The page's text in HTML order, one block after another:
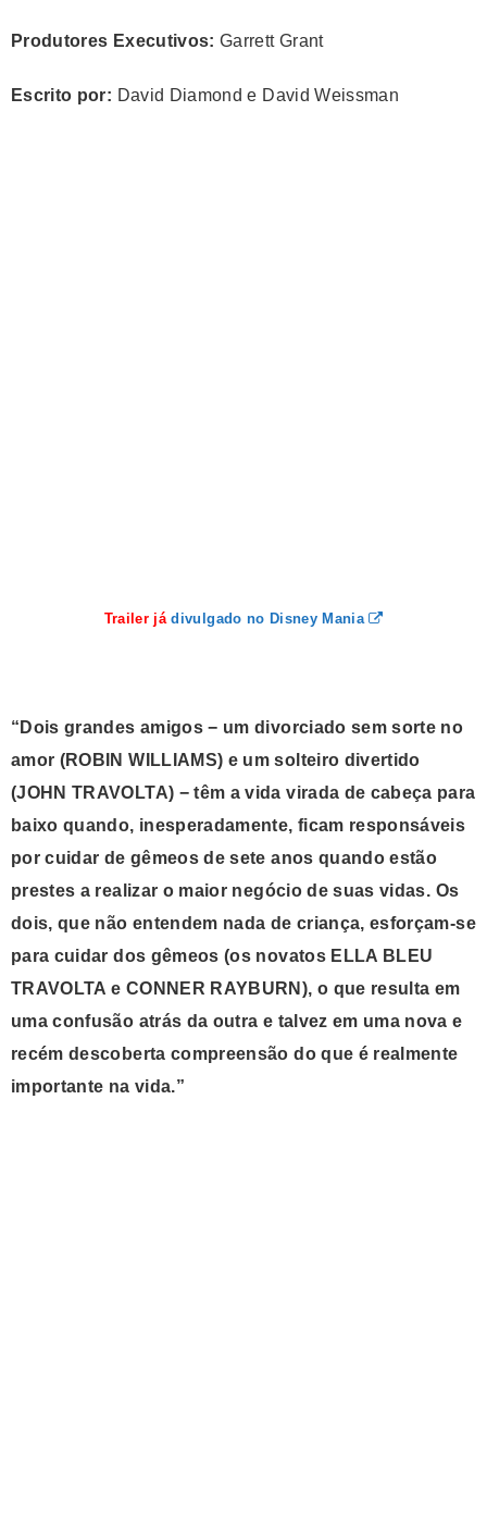
Produtores Executivos:Garrett Grant
Escrito por: David Diamond e David Weissman
Trailer jádivulgado no Disney Mania
“Dois grandes amigos − um divorciado sem sorte no
amor (ROBIN WILLIAMS) e um solteiro divertido
(JOHN TRAVOLTA) − têm a vida virada de cabeça para
baixo quando, inesperadamente, ficam responsáveis
por cuidar de gêmeos de sete anos quando estão
prestes a realizar o maior negócio de suas vidas. Os
dois, que não entendem nada de criança, esforçam-se
para cuidar dos gêmeos (os novatos ELLA BLEU
TRAVOLTA e CONNER RAYBURN), o que resulta em
uma confusão atrás da outra e talvez em uma nova e
recém descoberta compreensão do que é realmente
importante na vida.”